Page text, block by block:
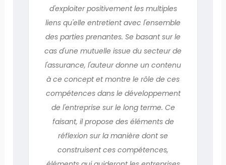
d'exploiter positivement les multiples
liens qu'elle entretient avec l'ensemble
des parties prenantes. Se basant sur le
cas d'une mutuelle issue du secteur de
l'assurance, l'auteur donne un contenu
à ce concept et montre le rôle de ces
compétences dans le développement
de l'entreprise sur le long terme. Ce
faisant, il propose des éléments de
réflexion sur la manière dont se
construisent ces compétences,